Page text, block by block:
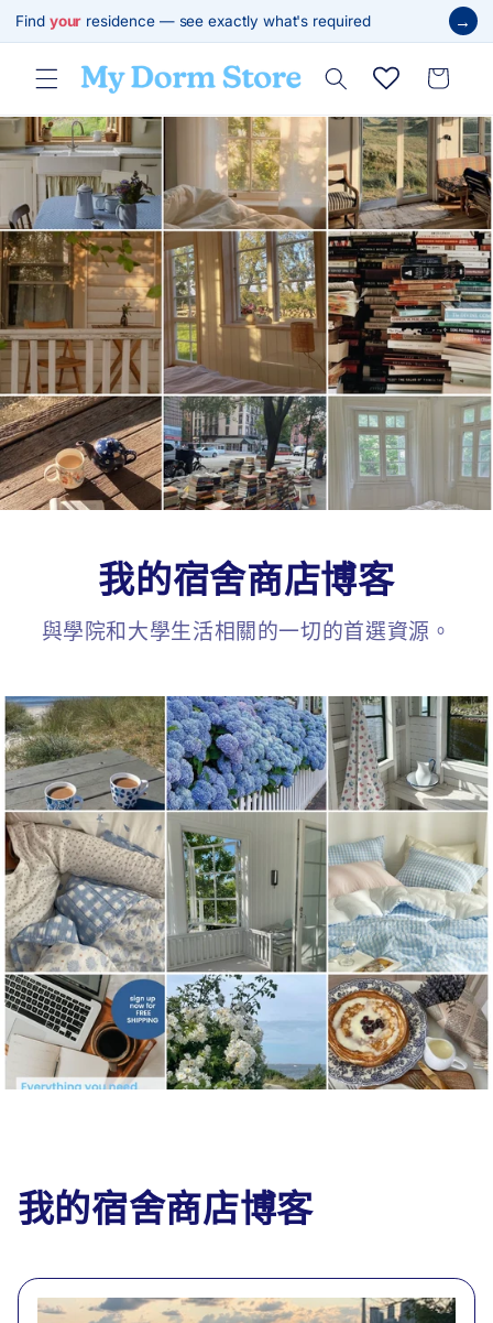
跳至內
容
Find your residence — see exactly what's required →
購
物
我的宿舍商店博客
與學院和大學生活相關的一切的首選資源。
我的宿舍商店博客